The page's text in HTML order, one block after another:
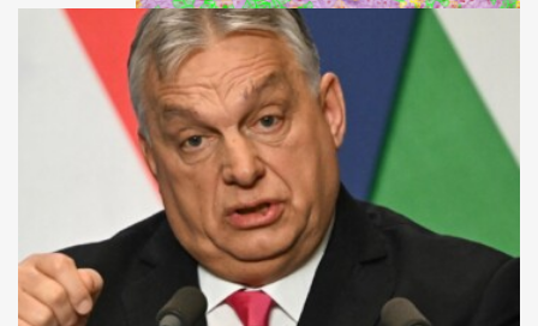
Szegedi kutatók: felfedezés